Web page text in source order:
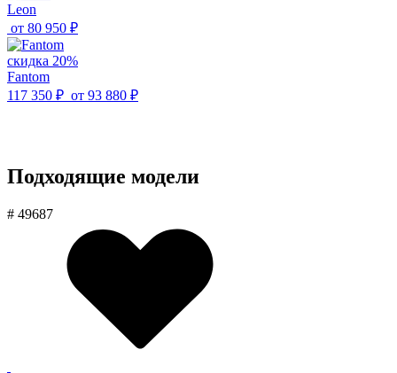
Leon
от 80 950 ₽
скидка 20%
Fantom
117 350 ₽ от 93 880 ₽
Подходящие модели
# 49687